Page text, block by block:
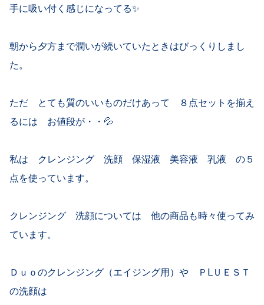
手に吸い付く感じになってる✨
朝から夕方まで潤いが続いていたときはびっくりしまし
た。
ただ とても質のいいものだけあって ８点セットを揃え
るには お値段が・・💦
私は クレンジング 洗顔 保湿液 美容液 乳液 の５
点を使っています。
クレンジング 洗顔については 他の商品も時々使ってみ
ています。
Ｄｕｏのクレンジング（エイジング用）や ＰⅬＵＥＳＴ
の洗顔は